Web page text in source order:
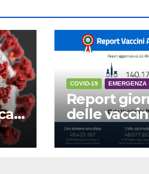
COVID-19 EMERGENZA
Report
delle
22 agosto